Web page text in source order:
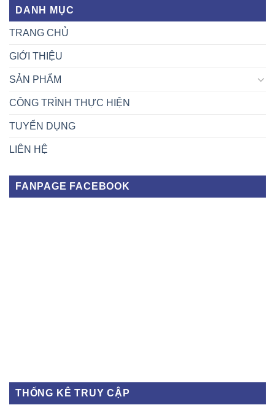
DANH MỤC
TRANG CHỦ
GIỚI THIỆU
SẢN PHẨM
CÔNG TRÌNH THỰC HIỆN
TUYỂN DỤNG
LIÊN HỆ
FANPAGE FACEBOOK
THỐNG KÊ TRUY CẬP